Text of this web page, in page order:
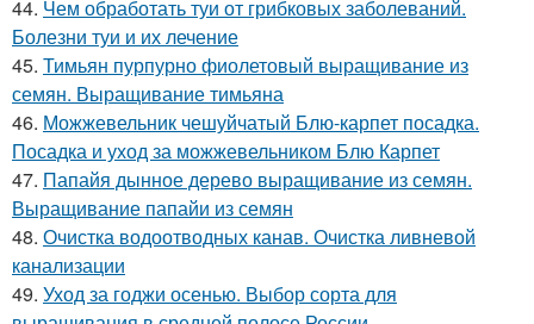
44. Чем обработать туи от грибковых заболеваний.
Болезни туи и их лечение
45. Тимьян пурпурно фиолетовый выращивание из
семян. Выращивание тимьяна
46. Можжевельник чешуйчатый Блю-карпет посадка.
Посадка и уход за можжевельником Блю Карпет
47. Папайя дынное дерево выращивание из семян.
Выращивание папайи из семян
48. Очистка водоотводных канав. Очистка ливневой
канализации
49. Уход за годжи осенью. Выбор сорта для